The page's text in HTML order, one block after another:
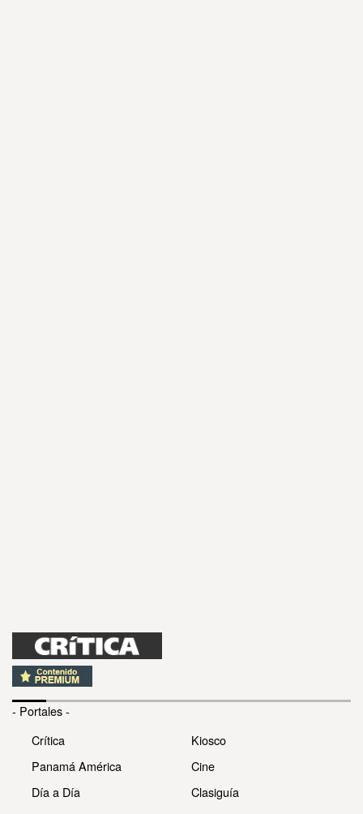
- Portales -
Crítica
Panamá América
Día a Día
Kiosco
Cine
Clasiguía